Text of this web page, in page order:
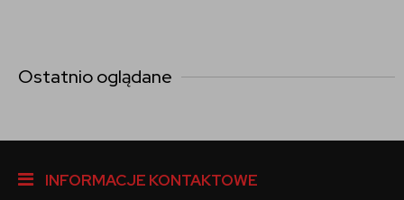
Ostatnio oglądane
INFORMACJE KONTAKTOWE